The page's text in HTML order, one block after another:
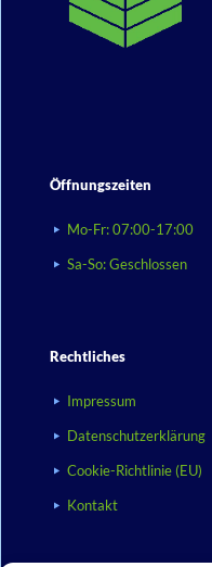
Öffnungszeiten
Mo-Fr: 07:00-17:00
Sa-So: Geschlossen
Rechtliches
Impressum
Datenschutzerklärung
Cookie-Richtlinie (EU)
Kontakt